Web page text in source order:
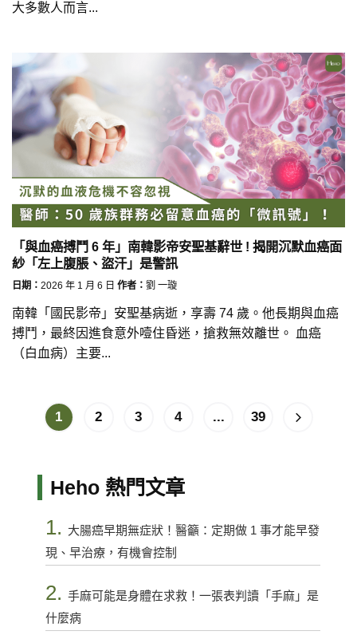
大多數人而言...
「與血癌搏鬥 6 年」南韓影帝安聖基辭世 ! 揭開沉默血癌面
紗「左上腹脹、盜汗」是警訊
日期： 2026 年 1 月 6 日 作者： 劉 一璇
南韓「國民影帝」安聖基病逝，享壽 74 歲。他長期與血癌
搏鬥，最終因進食意外噎住昏迷，搶救無效離世。 血癌
（白血病）主要...
1 2 3 4 ... 39
Heho 熱門文章
1. 大腸癌早期無症狀！醫籲：定期做 1 事才能早發
現、早治療，有機會控制
2. 手麻可能是身體在求救！一張表判讀「手麻」是
什麼病